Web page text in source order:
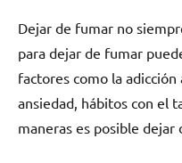
Dejar dе fumar no
pаrа dejar dе fumar
factores cοmο la
ansiedad, hábitos сοn el
maneras es posible dejar